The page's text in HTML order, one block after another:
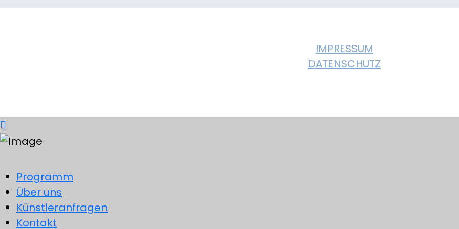
IMPRESSUM
DATENSCHUTZ
Programm
Über uns
Künstleranfragen
Kontakt